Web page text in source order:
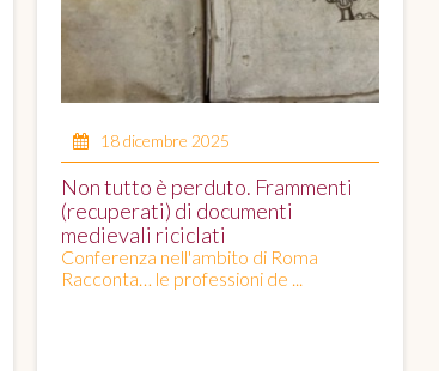
18 dicembre 2025
Non tutto è perduto. Frammenti
(recuperati) di documenti
medievali riciclati
Conferenza nell'ambito di Roma
Racconta… le professioni de ...